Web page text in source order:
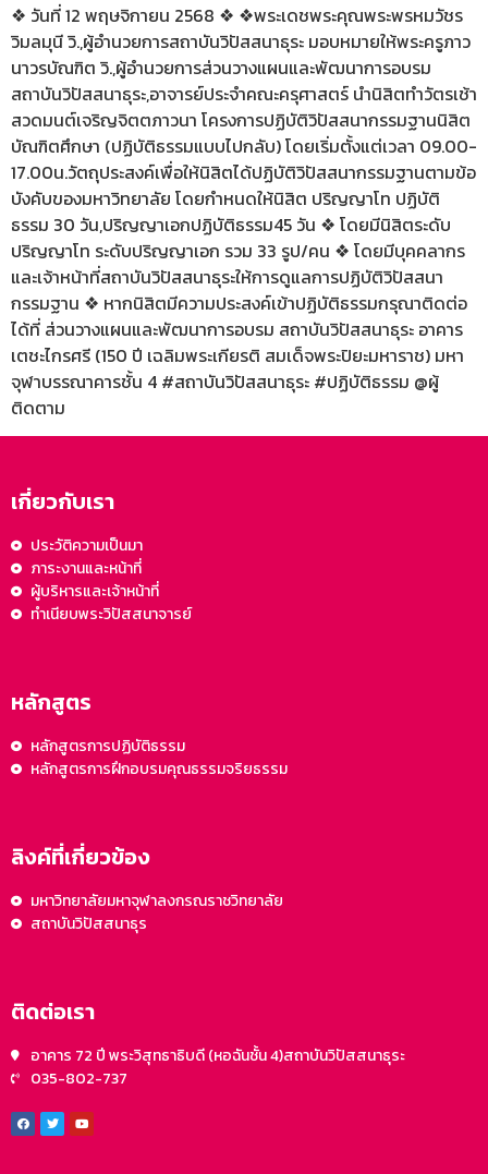
❖ วันที่ 12 พฤษจิกายน 2568 ❖ ❖พระเดชพระคุณพระพรหมวัชร
วิมลมุนี วิ.,ผู้อำนวยการสถาบันวิปัสสนาธุระ มอบหมายให้พระครูภาว
นาวรบัณฑิต วิ.,ผู้อำนวยการส่วนวางแผนและพัฒนาการอบรม
สถาบันวิปัสสนาธุระ,อาจารย์ประจำคณะครุศาสตร์ นำนิสิตทำวัตรเช้า
สวดมนต์เจริญจิตตภาวนา โครงการปฏิบัติวิปัสสนากรรมฐานนิสิต
บัณฑิตศึกษา (ปฏิบัติธรรมแบบไปกลับ) โดยเริ่มตั้งแต่เวลา 09.00-
17.00น.วัตถุประสงค์เพื่อให้นิสิตได้ปฏิบัติวิปัสสนากรรมฐานตามข้อ
บังคับของมหาวิทยาลัย โดยกำหนดให้นิสิต ปริญญาโท ปฏิบัติ
ธรรม 30 วัน,ปริญญาเอกปฏิบัติธรรม45 วัน ❖ โดยมีนิสิตระดับ
ปริญญาโท ระดับปริญญาเอก รวม 33 รูป/คน ❖ โดยมีบุคคลากร
และเจ้าหน้าที่สถาบันวิปัสสนาธุระให้การดูแลการปฏิบัติวิปัสสนา
กรรมฐาน ❖ หากนิสิตมีความประสงค์เข้าปฏิบัติธรรมกรุณาติดต่อ
ได้ที่ ส่วนวางแผนและพัฒนาการอบรม สถาบันวิปัสสนาธุระ อาคาร
เตชะไกรศรี (150 ปี เฉลิมพระเกียรติ สมเด็จพระปิยะมหาราช) มหา
จุฬาบรรณาคารชั้น 4 #สถาบันวิปัสสนาธุระ #ปฏิบัติธรรม @ผู้
ติดตาม
เกี่ยวกับเรา
ประวัติความเป็นมา
ภาระงานและหน้าที่
ผู้บริหารและเจ้าหน้าที่
ทำเนียบพระวิปัสสนาจารย์
หลักสูตร
หลักสูตรการปฏิบัติธรรม
หลักสูตรการฝึกอบรมคุณธรรมจริยธรรม
ลิงค์ที่เกี่ยวข้อง
มหาวิทยาลัยมหาจุฬาลงกรณราชวิทยาลัย
สถาบันวิปัสสนาธุร
ติดต่อเรา
อาคาร 72 ปี พระวิสุทธาธิบดี (หอฉันชั้น 4)สถาบันวิปัสสนาธุระ
035-802-737